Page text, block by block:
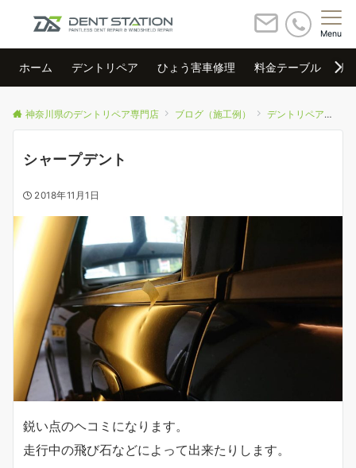
Menu
ホーム デントリペア ひょう害車修理 料金テーブル 店
神奈川県のデントリペア専門店 ブログ（施工例） デントリペア
シャープデント
2018年11月1日
鋭い点のヘコミになります。
走行中の飛び石などによって出来たりします。